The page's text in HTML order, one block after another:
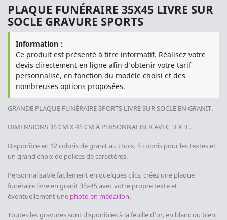
PLAQUE FUNÉRAIRE 35X45 LIVRE SUR
SOCLE GRAVURE SPORTS
Information :
Ce produit est présenté à titre informatif. Réalisez votre
devis directement en ligne afin d’obtenir votre tarif
personnalisé, en fonction du modèle choisi et des
nombreuses options proposées.
GRANDE PLAQUE FUNÉRAIRE SPORTS LIVRE SUR SOCLE EN GRANIT.
DIMENSIONS 35 CM X 45 CM A PERSONNALISER AVEC TEXTE.
Disponible en 12 coloris de granit au choix, 5 coloris pour les textes et
un grand choix de polices de caractères.
Personnalisable facilement en quelques clics, créez une plaque
funéraire livre en granit 35x45 avec votre propre texte et
éventuellement une photo en médaillon.
Toutes les gravures sont disponibles à la feuille d'or, en blanc ou bien